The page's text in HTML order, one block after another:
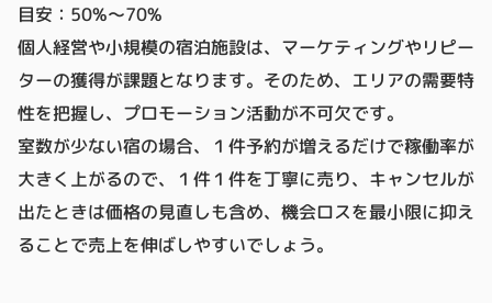
目安：50%～70%
個人経営や小規模の宿泊施設は、マーケティングやリピー
ターの獲得が課題となります。そのため、エリアの需要特
性を把握し、プロモーション活動が不可欠です。
室数が少ない宿の場合、１件予約が増えるだけで稼働率が
大きく上がるので、１件１件を丁寧に売り、キャンセルが
出たときは価格の見直しも含め、機会ロスを最小限に抑え
ることで売上を伸ばしやすいでしょう。